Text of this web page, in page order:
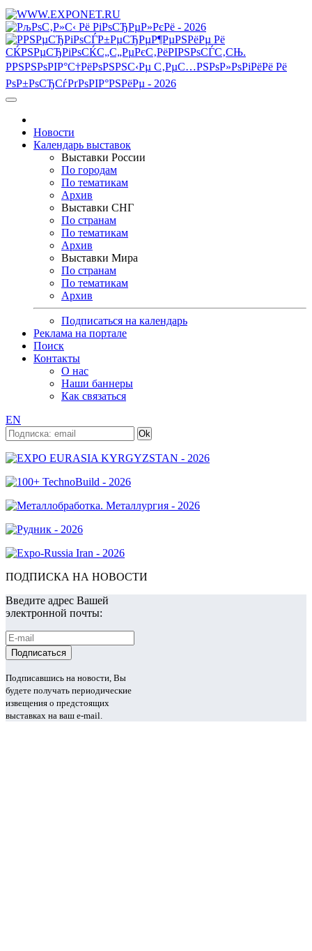
Новости
Календарь выставок
Выставки России
По городам
По тематикам
Архив
Выставки СНГ
По странам
По тематикам
Архив
Выставки Мира
По странам
По тематикам
Архив
Подписаться на календарь
Реклама на портале
Поиск
Контакты
О нас
Наши баннеры
Как связаться
EN
ПОДПИСКА НА НОВОСТИ
Введите адрес Вашей
электронной почты:
Подписавшись на новости, Вы
будете получать периодические
извещения о предстоящих
выставках на ваш e-mail.